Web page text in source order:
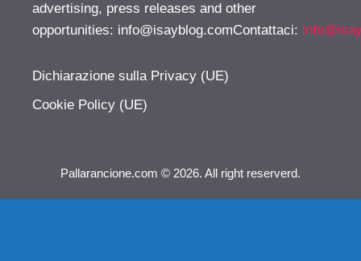
advertising, press releases and other
opportunities: info@isayblog.comContattaci:
Dichiarazione sulla Privacy (UE)
Cookie Policy (UE)
Pallarancione.com © 2026. All right reserverd.